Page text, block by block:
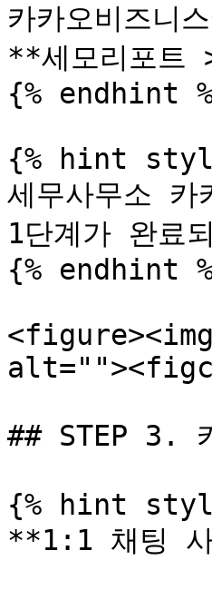
카카오비즈니
**세모리포트
{% endhint
{% hint
세무사무소
1단계가 완료
{% endhint
## STEP 3.
{% hint
**1:1 채팅